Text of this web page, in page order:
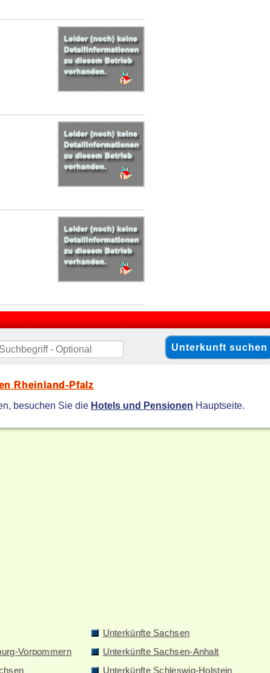
Rheinland-Pfalz
besuchen Sie die Hotels und Pensionen Hauptseite.
Vorpommern
Unterkünfte Sachsen
Unterkünfte Sachsen-Anhalt
Unterkünfte Schleswig-Holstein